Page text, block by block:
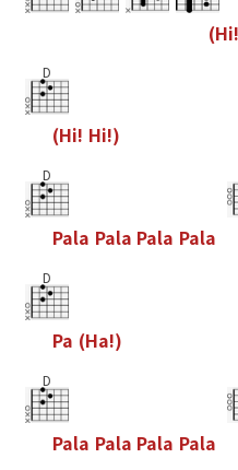
(Hi!
D
(Hi! Hi!)
D
Pala Pala Pala Pala
D
Pa (Ha!)
D
Pala Pala Pala Pala